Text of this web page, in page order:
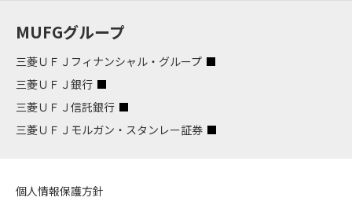
MUFGグループ
三菱ＵＦＪフィナンシャル・グループ
三菱ＵＦＪ銀行
三菱ＵＦＪ信託銀行
三菱ＵＦＪモルガン・スタンレー証券
個人情報保護方針